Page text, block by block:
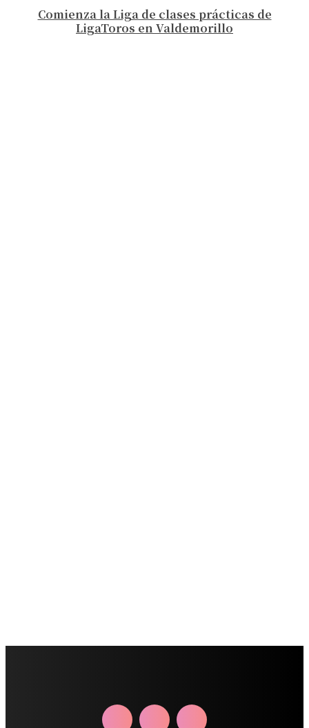
Comienza la Liga de clases prácticas de
LigaToros en Valdemorillo